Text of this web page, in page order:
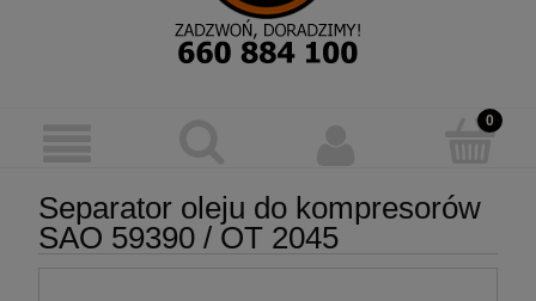
Separator oleju do kompresorów
SAO 59390 / OT 2045